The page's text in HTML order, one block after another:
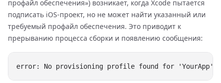
профайл обеспечения») возникает, когда Xcode пытается
подписать iOS-проект, но не может найти указанный или
требуемый профайл обеспечения. Это приводит к
прерыванию процесса сборки и появлению сообщения: